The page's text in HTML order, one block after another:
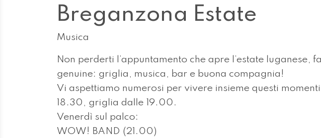
Breganzona Estate
Musica
Non perderti l’appuntamento che apre l’estate luganese,
genuine: griglia, musica, bar e buona compagnia!
Vi aspettiamo numerosi per vivere insieme questi
18.30, griglia dalle 19.00.
Venerdì sul palco:
WOW! BAND (21.00)